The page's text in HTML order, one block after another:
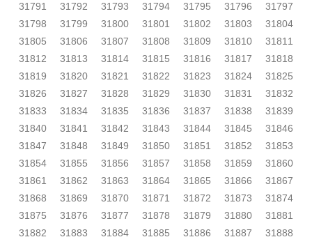
31791
31792 31793 31794 31795 31796
31797
31798
31799 31800 31801 31802 31803
31804
31805
31806 31807 31808 31809 31810
31811
31812
31813 31814 31815 31816 31817
31818
31819
31820 31821 31822 31823 31824
31825
31826
31827 31828 31829 31830 31831
31832
31833
31834 31835 31836 31837 31838
31839
31840
31841 31842 31843 31844 31845
31846
31847
31848 31849 31850 31851 31852
31853
31854
31855 31856 31857 31858 31859
31860
31861
31862 31863 31864 31865 31866
31867
31868
31869 31870 31871 31872 31873
31874
31875
31876 31877 31878 31879 31880
31881
31882
31883 31884 31885 31886 31887
31888